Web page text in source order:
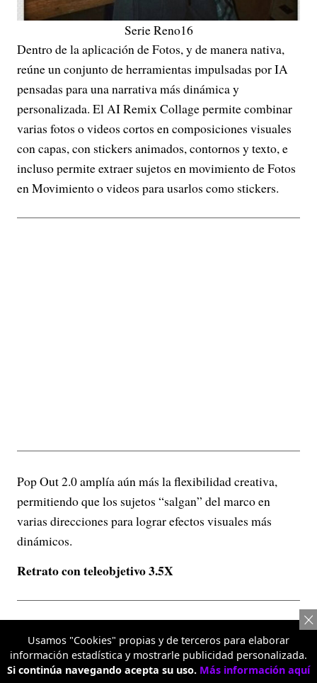
Serie Reno16
Dentro de la aplicación de Fotos, y de manera nativa,
reúne un conjunto de herramientas impulsadas por IA
pensadas para una narrativa más dinámica y
personalizada. El AI Remix Collage permite combinar
varias fotos o videos cortos en composiciones visuales
con capas, con stickers animados, contornos y texto, e
incluso permite extraer sujetos en movimiento de Fotos
en Movimiento o videos para usarlos como stickers.
Pop Out 2.0 amplía aún más la flexibilidad creativa,
permitiendo que los sujetos “salgan” del marco en
varias direcciones para lograr efectos visuales más
dinámicos.
Retrato con teleobjetivo 3.5X
Usamos "Cookies" propias y de terceros para elaborar
información estadística y mostrarle publicidad personalizada.
Si continúa navegando acepta su uso. Más información aquí